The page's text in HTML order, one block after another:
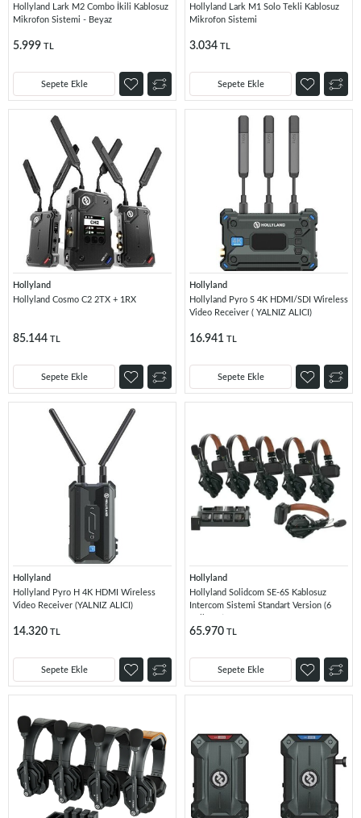
Hollyland Lark M2 Combo İkili Kablosuz
Mikrofon Sistemi - Beyaz
5.999 TL
Sepete Ekle
Hollyland Lark M1 Solo Tekli Kablosuz
Mikrofon Sistemi
3.034 TL
Sepete Ekle
Hollyland
Hollyland Cosmo C2 2TX + 1RX
85.144 TL
Sepete Ekle
Hollyland
Hollyland Pyro S 4K HDMI/SDI Wireless
Video Receiver ( YALNIZ ALICI)
16.941 TL
Sepete Ekle
Hollyland
Hollyland Pyro H 4K HDMI Wireless
Video Receiver (YALNIZ ALICI)
14.320 TL
Sepete Ekle
Hollyland
Hollyland Solidcom SE-6S Kablosuz
Intercom Sistemi Standart Version (6
65.970 TL
Sepete Ekle